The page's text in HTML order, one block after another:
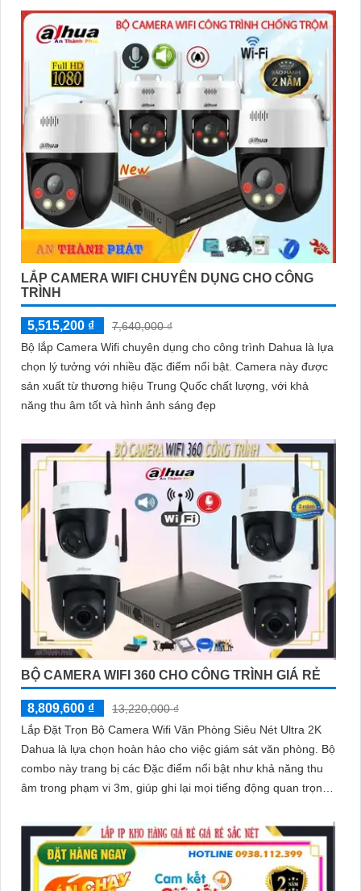
LẮP CAMERA WIFI CHUYÊN DỤNG CHO CÔNG
TRÌNH
5,515,200 ₫
7,640,000 ₫
Bộ lắp Camera Wifi chuyên dụng cho công trình Dahua là lựa
chọn lý tưởng với nhiều đặc điểm nổi bật. Camera này được
sản xuất từ thương hiệu Trung Quốc chất lượng, với khả
năng thu âm tốt và hình ảnh sáng đẹp
BỘ CAMERA WIFI 360 CHO CÔNG TRÌNH GIÁ RẺ
8,809,600 ₫
13,220,000 ₫
Lắp Đặt Trọn Bộ Camera Wifi Văn Phòng Siêu Nét Ultra 2K
Dahua là lựa chọn hoàn hảo cho việc giám sát văn phòng. Bộ
combo này trang bị các Đặc điểm nổi bật như khả năng thu
âm trong phạm vi 3m, giúp ghi lại mọi tiếng động quan trọng